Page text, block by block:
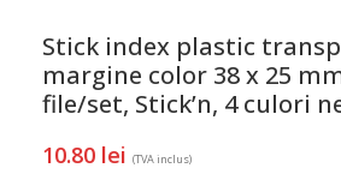
Stick index plastic
margine color 38 x 25
file/set, Stick’n, 4 culori
10.80 lei (TVA inclus)